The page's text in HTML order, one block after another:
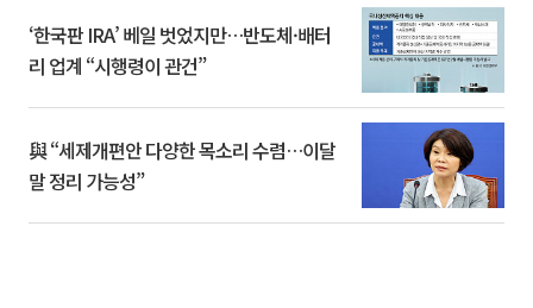
‘한국판 IRA’ 베일 벗었지만…반도체·배터
리 업계 “시행령이 관건”
與 “세제개편안 다양한 목소리 수렴…이달
말 정리 가능성”